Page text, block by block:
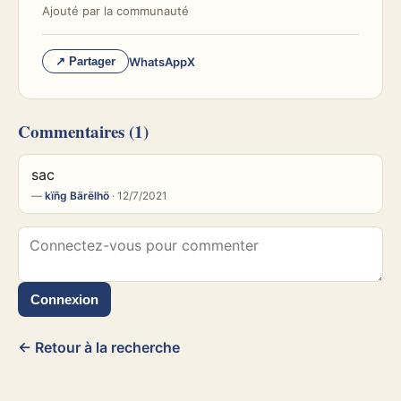
Ajouté par la communauté
↗ Partager WhatsAppX
Commentaires (1)
sac
— kïñg Bärëlhö · 12/7/2021
Connexion
← Retour à la recherche